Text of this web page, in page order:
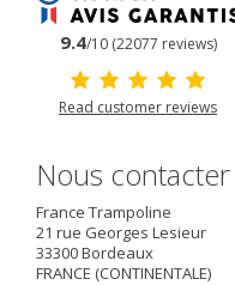
9.4/10 (22077 reviews)
Read customer reviews
Nous contacter
France Trampoline
21 rue Georges Lesieur
33300Bordeaux
FRANCE (CONTINENTALE)